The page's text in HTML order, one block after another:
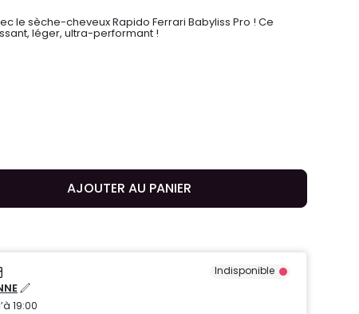
le sèche-cheveux Rapido Ferrari Babyliss Pro ! Ce
léger, ultra-performant !
AJOUTER AU PANIER
Indisponible
19:00